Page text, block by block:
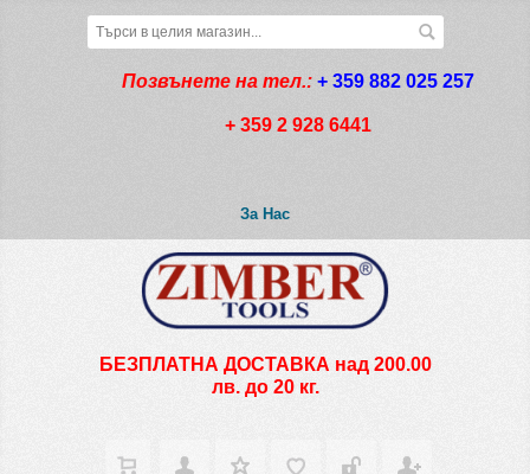
Позвънете на тел.: + 359 882 025 257
+ 359 2 928 6441
За Нас
БЕЗПЛАТНА ДОСТАВКА над 200.00
лв. до 20 кг.